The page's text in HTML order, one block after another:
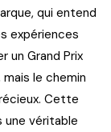
qui entend
expériences
un Grand Prix
le chemin
Cette
une véritable